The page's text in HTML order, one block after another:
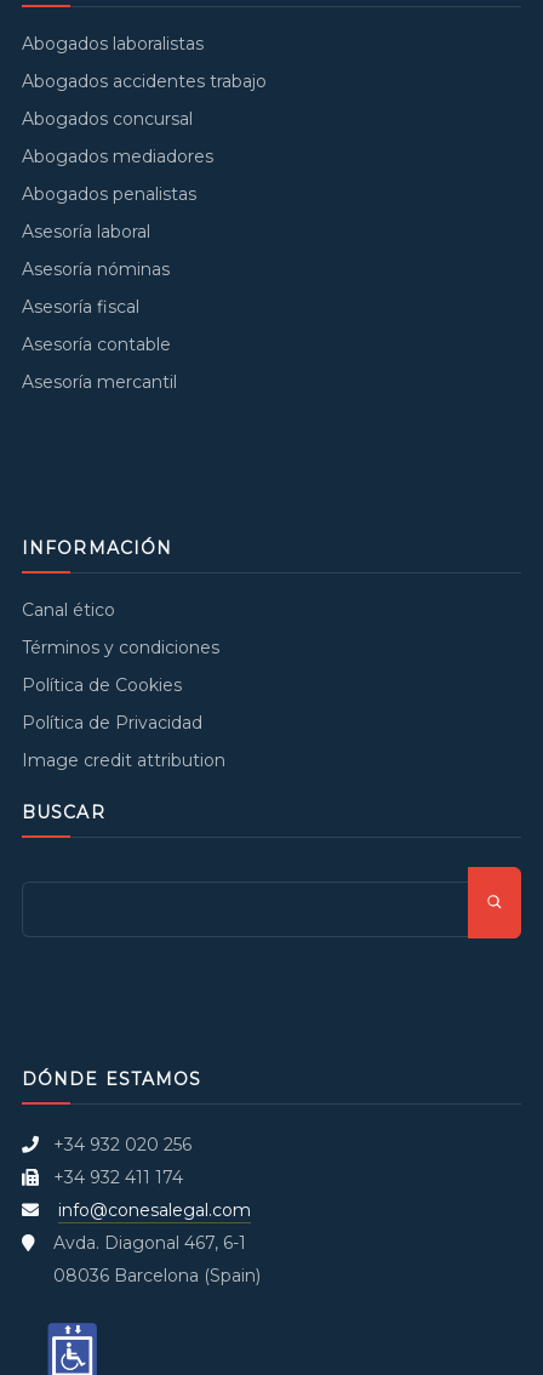
Abogados laboralistas
Abogados accidentes trabajo
Abogados concursal
Abogados mediadores
Abogados penalistas
Asesoría laboral
Asesoría nóminas
Asesoría fiscal
Asesoría contable
Asesoría mercantil
INFORMACIÓN
Canal ético
Términos y condiciones
Política de Cookies
Política de Privacidad
Image credit attribution
BUSCAR
DÓNDE ESTAMOS
+34 932 020 256
+34 932 411 174
info@conesalegal.com
Avda. Diagonal 467, 6-1
08036 Barcelona (Spain)